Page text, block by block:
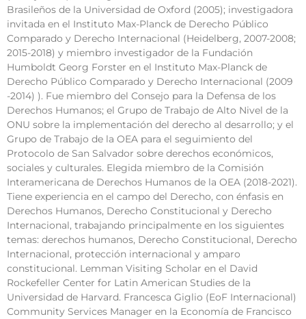
Brasileños de la Universidad de Oxford (2005); investigadora
invitada en el Instituto Max-Planck de Derecho Público
Comparado y Derecho Internacional (Heidelberg, 2007-2008;
2015-2018) y miembro investigador de la Fundación
Humboldt Georg Forster en el Instituto Max-Planck de
Derecho Público Comparado y Derecho Internacional (2009
-2014) ). Fue miembro del Consejo para la Defensa de los
Derechos Humanos; el Grupo de Trabajo de Alto Nivel de la
ONU sobre la implementación del derecho al desarrollo; y el
Grupo de Trabajo de la OEA para el seguimiento del
Protocolo de San Salvador sobre derechos económicos,
sociales y culturales. Elegida miembro de la Comisión
Interamericana de Derechos Humanos de la OEA (2018-2021).
Tiene experiencia en el campo del Derecho, con énfasis en
Derechos Humanos, Derecho Constitucional y Derecho
Internacional, trabajando principalmente en los siguientes
temas: derechos humanos, Derecho Constitucional, Derecho
Internacional, protección internacional y amparo
constitucional. Lemman Visiting Scholar en el David
Rockefeller Center for Latin American Studies de la
Universidad de Harvard. Francesca Giglio (EoF Internacional)
Community Services Manager en la Economía de Francisco